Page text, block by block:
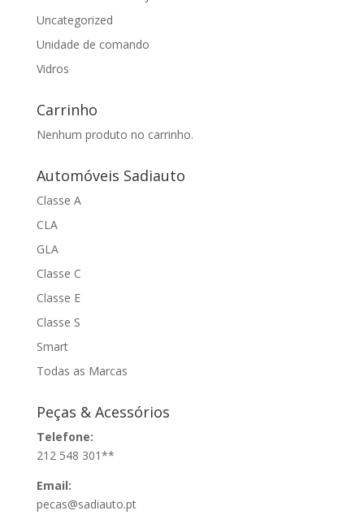
Uncategorized
Unidade de comando
Vidros
Carrinho
Nenhum produto no carrinho.
Automóveis Sadiauto
Classe A
CLA
GLA
Classe C
Classe E
Classe S
Smart
Todas as Marcas
Peças & Acessórios
Telefone:
212 548 301**
Email:
pecas@sadiauto.pt